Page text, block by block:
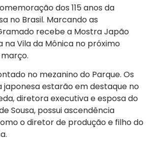
dos 115 anos da
no Brasil. Marcando as
recebe a Mostra Japão
na Vila da Mônica no próximo
no mezanino do Parque. Os
japonesa estarão em destaque no
diretora executiva e esposa do
Sousa, possui ascendência
o diretor de produção e filho do